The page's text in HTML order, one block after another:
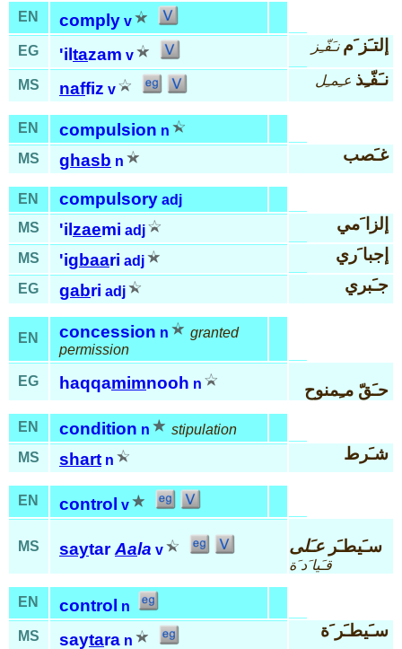
EN comply v
EG
'il tazam v
إلتـَز َم نـَفّـِز
MS naffiz v
نـَفّـِذ عـِمـِل
EN compulsion n
MS
ghasb n غـَصب
EN compulsory adj
MS
'il zaemi adj إلزا َمي
MS 'igbaari adj إجبا َري
EG gabri adj جـَبري
EN concession n
granted
permission
EG haqqamimnooh n حـَقّ مـِمنوح
EN condition n
stipulation
MS
shart n شـَرط
EN control v
MS saytarAala v سـَيطـَرعـَلى
قـَيا َد َة
EN control
n
MS
saytara n
سـَيطـَر َة